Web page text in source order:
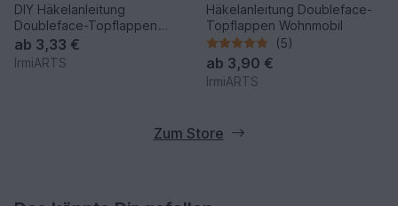
DIY Häkelanleitung
Doubleface-Topflappen
Schneeflocke
ab 3,33 €
IrmiARTS
Häkelanleitung Doubleface-
Topflappen Wohnmobil
(5)
ab 3,90 €
IrmiARTS
Zum Store